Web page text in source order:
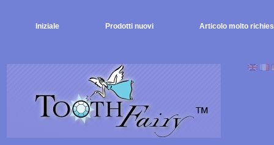
Iniziale Prodotti nuovi Articolo molto